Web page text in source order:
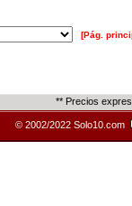
[Pág.
** Precios
© 2002/2022 Solo10.com